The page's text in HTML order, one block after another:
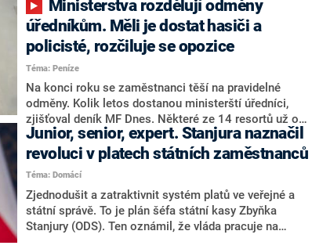
rozhovoru pro CNN Prima NEWS místopředseda
Odborové organizace bezpečnostních sborů a písecký
policejní velitel Martin Červenka. Minulý rok varoval
před rozpadem policie a stál za „pokutovými
protesty“. Přestože ministr vnitra Vít Rakušan (STAN)
slíbil nápravu, situace je podle Červenky stále
extrémně kritická. „Blíží se den, kdy někam přijedeme
pozdě – nebo vůbec – a stane se neštěstí. To je
neodvratitelný fakt. A v takovém případě budou část
viny nést i politici,“ nastínil černý scénář.
úředníkům. Měli je dostat hasiči a
policisté, rozčiluje se opozice
Téma: Peníze
Na konci roku se zaměstnanci těší na pravidelné
odměny. Kolik letos dostanou ministerští úředníci,
zjišťoval deník MF Dnes. Některé ze 14 resortů už o
vyplacení mimořádných odměn rozhodly, jiné se k
tomu teprve chystají. Podle opozice je to v době, kdy
se řeší platy policistů a hasičů, nevhodné.
Junior, senior, expert. Stanjura naznačil
revoluci v platech státních zaměstnanců
Téma: Domácí
Zjednodušit a zatraktivnit systém platů ve veřejné a
státní správě. To je plán šéfa státní kasy Zbyňka
Stanjury (ODS). Ten oznámil, že vláda pracuje na